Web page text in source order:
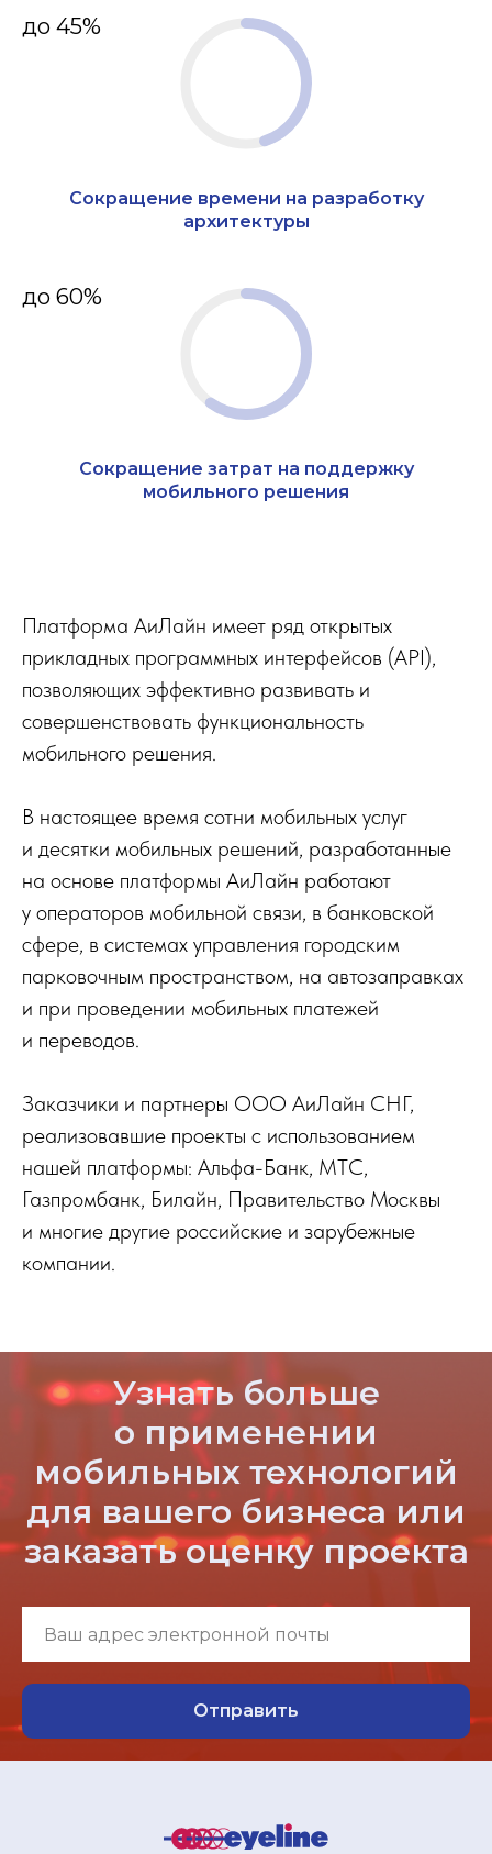
до 45%
Сокращение времени на разработку
архитектуры
до 60%
Сокращение затрат на поддержку
мобильного решения
Платформа АиЛайн имеет ряд открытых
прикладных программных интерфейсов (API),
позволяющих эффективно развивать и
совершенствовать функциональность
мобильного решения.
В настоящее время сотни мобильных услуг
и десятки мобильных решений, разработанные
на основе платформы АиЛайн работают
у операторов мобильной связи, в банковской
сфере, в системах управления городским
парковочным пространством, на автозаправках
и при проведении мобильных платежей
и переводов.
Заказчики и партнеры ООО АиЛайн СНГ,
реализовавшие проекты с использованием
нашей платформы: Альфа-Банк, МТС,
Газпромбанк, Билайн, Правительство Москвы
и многие другие российские и зарубежные
компании.
Узнать больше
о применении
мобильных технологий
для вашего бизнеса или
заказать оценку проекта
Отправить